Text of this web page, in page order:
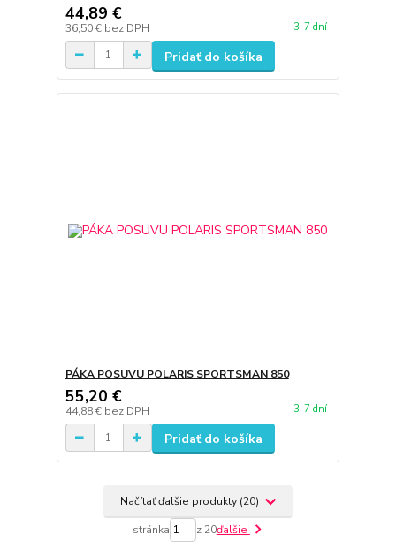
44,89 €
36,50 € bez DPH 3-7 dní
Pridať do košíka
PÁKA POSUVU POLARIS SPORTSMAN 850
55,20 €
44,88 € bez DPH 3-7 dní
Pridať do košíka
Načítať ďalšie produkty (20)
stránka z 20ďalšie